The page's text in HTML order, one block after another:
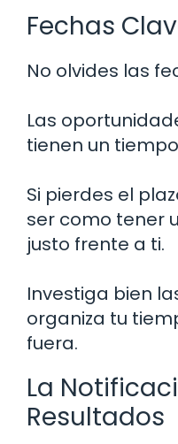
Fechas
No olvides las
Las
tienen un
Si pierdes el
ser como tener
justo frente a ti.
Investiga bien
organiza tu
fuera.
La
Resultados